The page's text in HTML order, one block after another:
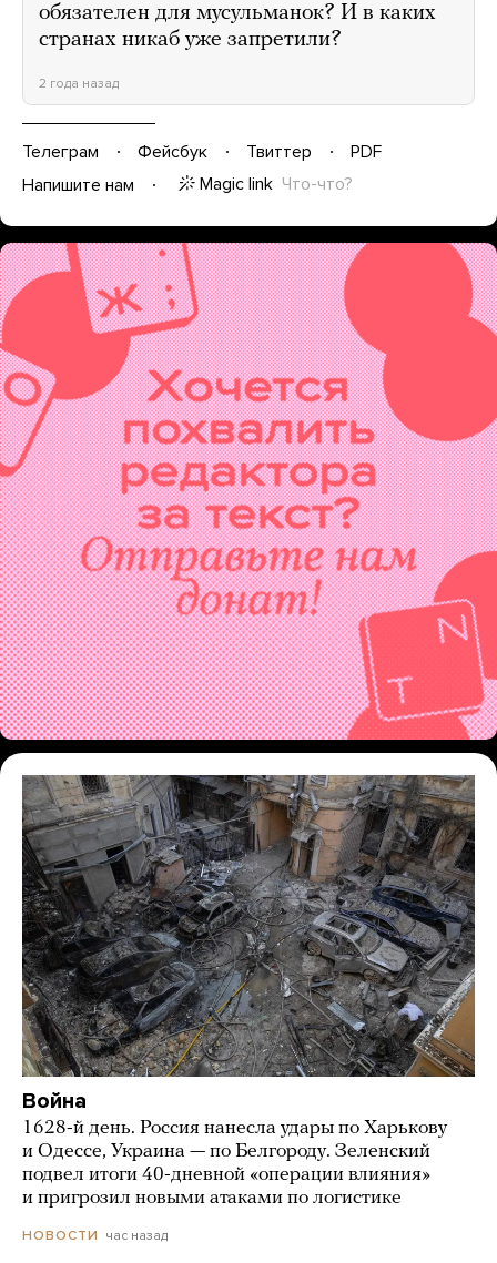
обязателен для мусульманок? И в каких
странах никаб уже запретили?
2 года назад
Телеграм Фейсбук Твиттер
PDF
Напишите нам
Magic link Что-что?
Война
1628-й день. Россия нанесла удары по Харькову
и Одессе, Украина — по Белгороду. Зеленский
подвел итоги 40-дневной «операции влияния»
и пригрозил новыми атаками по логистике
НОВОСТИ час назад